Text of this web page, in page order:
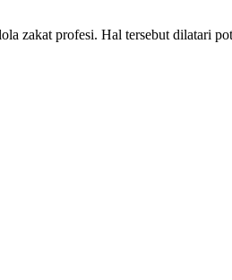
zakat profesi. Hal tersebut dilatari